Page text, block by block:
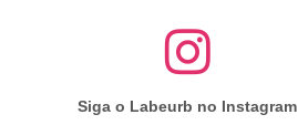
Siga o Labeurb no Instagram